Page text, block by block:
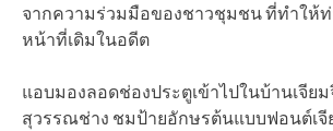
จากความร่วมมือของชาวชุมชน ที่ทำให้
หน้าที่เดิมในอดีต
แอบมองลอดช่องประตูเข้าไปในบ้านเจีย
สุวรรณช่าง ชมป้ายอักษรต้นแบบฟอนต์เจี